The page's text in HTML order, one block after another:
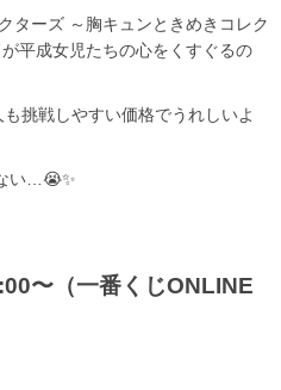
ターズ ～胸キュンときめきコレク
平成女児たちの心をくすぐるの
挑戦しやすい価格でうれしいよ
い…😭✨
〜（一番くじONLINE